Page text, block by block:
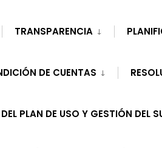
TRANSPARENCIA
DE CUENTAS
PLAN DE USO Y GESTIÓN DEL